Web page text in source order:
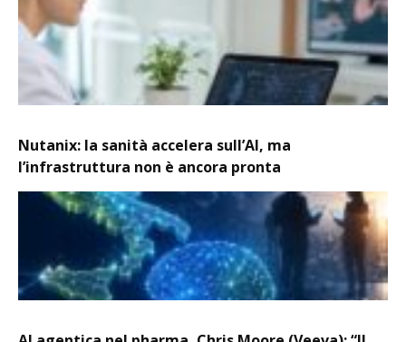
Nutanix: la sanità accelera sull’AI, ma
l’infrastruttura non è ancora pronta